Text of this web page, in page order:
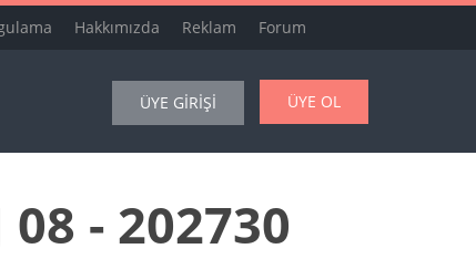
Hakkımızda Reklam Forum
ÜYE GİRİŞİ ÜYE OL
08 - 202730